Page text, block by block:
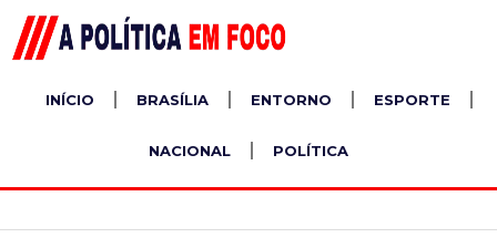
INÍCIO BRASÍLIA ENTORNO ESPORTE
NACIONAL POLÍTICA